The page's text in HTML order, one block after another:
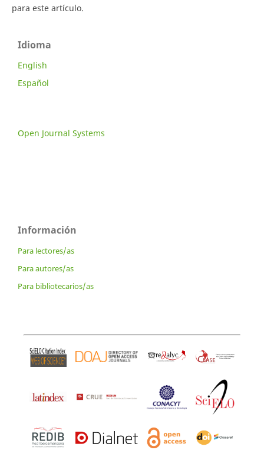
para este artículo.
Idioma
English
Español
Open Journal Systems
Información
Para lectores/as
Para autores/as
Para bibliotecarios/as